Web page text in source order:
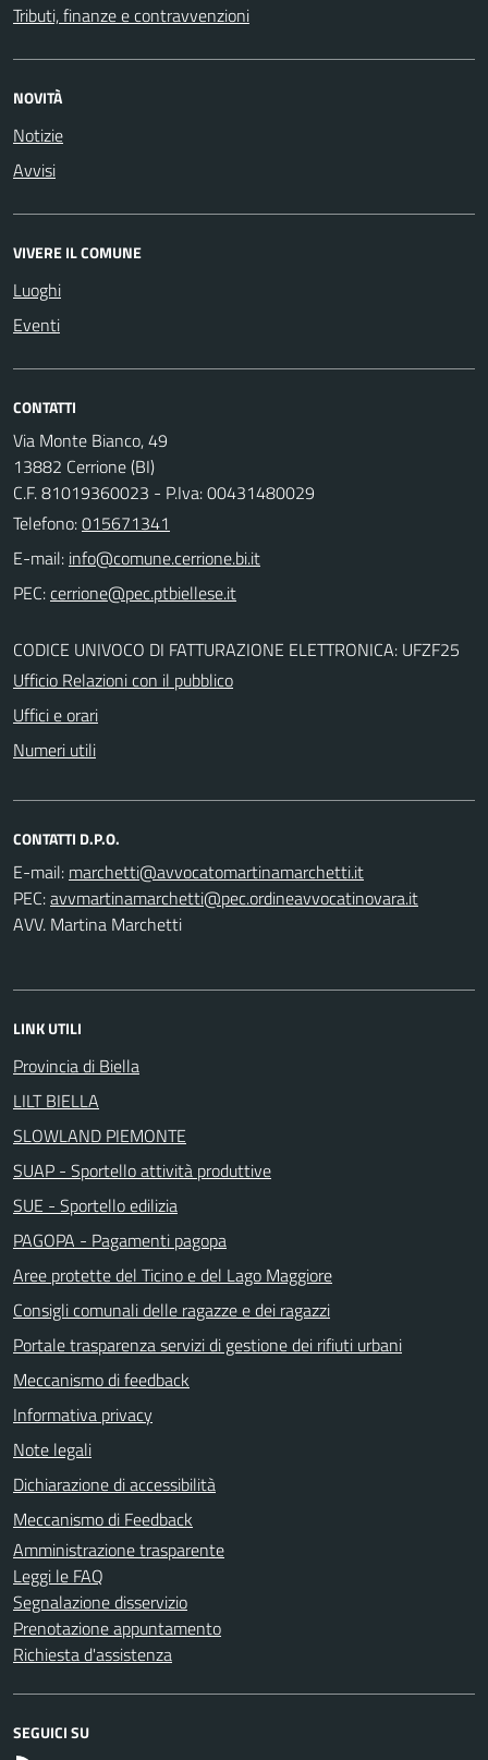
Tributi, finanze e contravvenzioni
NOVITÀ
Notizie
Avvisi
VIVERE IL COMUNE
Luoghi
Eventi
CONTATTI
Via Monte Bianco, 49
13882 Cerrione (BI)
C.F. 81019360023 - P.Iva: 00431480029
Telefono:015671341
E-mail:
PEC:
CODICE UNIVOCO DI FATTURAZIONE ELETTRONICA: UFZF25
Ufficio Relazioni con il pubblico
Uffici e orari
Numeri utili
CONTATTI D.P.O.
E-mail:
PEC:
AVV. Martina Marchetti
LINK UTILI
Provincia di Biella
LILT BIELLA
SLOWLAND PIEMONTE
SUAP - Sportello attività produttive
SUE - Sportello edilizia
PAGOPA - Pagamenti pagopa
Aree protette del Ticino e del Lago Maggiore
Consigli comunali delle ragazze e dei ragazzi
Portale trasparenza servizi di gestione dei rifiuti urbani
Meccanismo di feedback
Informativa privacy
Note legali
Dichiarazione di accessibilità
Meccanismo di Feedback
Amministrazione trasparente
Leggi le FAQ
Segnalazione disservizio
Prenotazione appuntamento
Richiesta d'assistenza
SEGUICI SU